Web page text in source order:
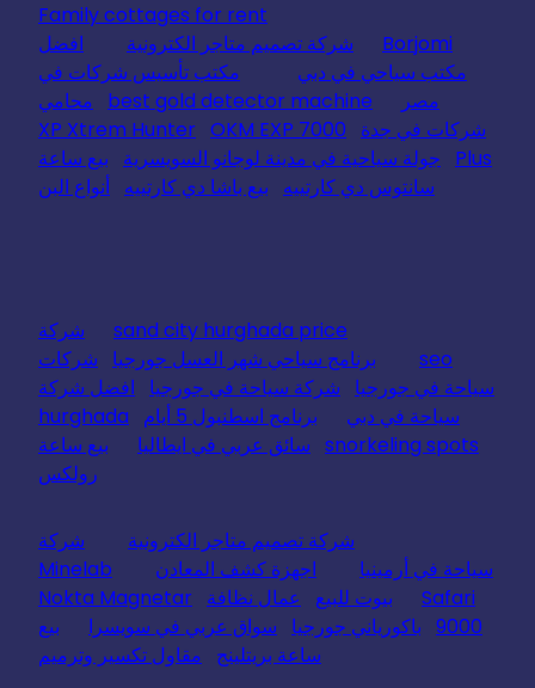
Family cottages for rent
Borjomi
شركة تصميم متاجر الكترونية
افضل
مكتب سياحي في دبي
مكتب تأسيس شركات في
مصر
best gold detector machine
محامي
شركات في جدة
XP Xtrem Hunter OKM EXP 7000
Plus
جولة سياحية في مدينة لوجانو السويسرية
بيع ساعة
سانتوس دي كارتييه
بيع باشا دي كارتييه أنواع البن
sand city hurghada price
شركة
seo
برنامج سياحي شهر العسل جورجيا
شركات
سياحة في جورجيا
شركة سياحة في جورجيا
افضل شركة
سياحة في دبي
برنامج اسطنبول 5 أيام
hurghada
snorkeling spots سائق عربي في ايطاليا
بيع ساعة
رولكس
شركة تصميم متاجر الكترونية
شركة
سياحة في أرمينيا
اجهزة كشف المعادن
Minelab
Safari
بيوت للبيع عمال نظافة Nokta Magnetar
9000 باكورياني جورجيا سواق عربي في سويسرا
بيع
ساعة بريتلينج
مقاول تكسير وترميم